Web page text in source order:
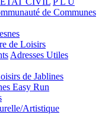
de Communes
de Loisirs
Adresses Utiles
de Jablines
Easy Run
Artistique